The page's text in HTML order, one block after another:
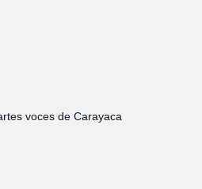
voces de Carayaca